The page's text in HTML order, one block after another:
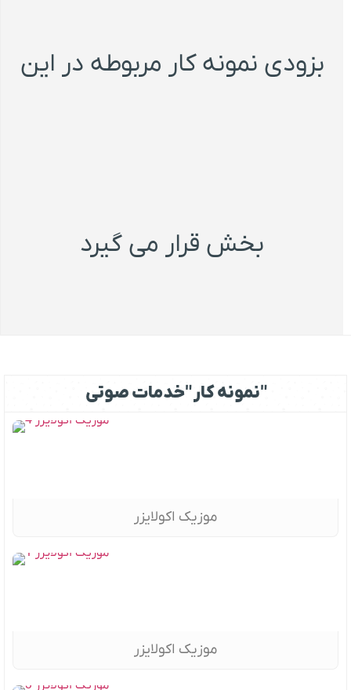
بزودی نمونه کار مربوطه در این
بخش قرار می گیرد
نمونه کار "خدمات صوتی"
موزیک اکولایزر
موزیک اکولایزر